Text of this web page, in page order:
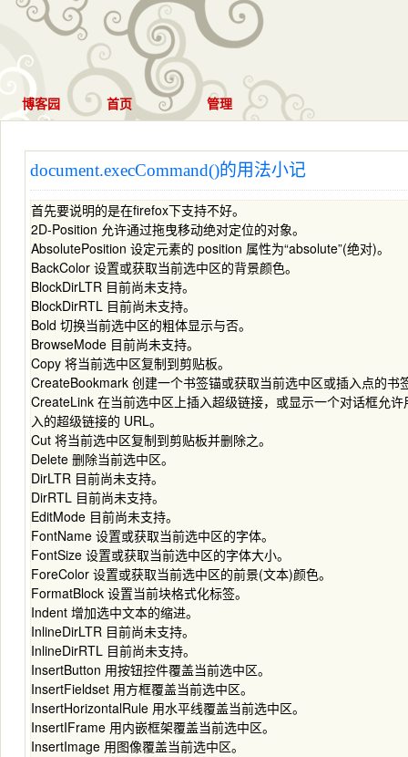
博客园 首页 管理
document.execCommand()的用法小记
首先要说明的是在firefox下支持不好。
2D-Position 允许通过拖曳移动绝对定位的对象。
AbsolutePosition 设定元素的 position 属性为“absolute”(绝对)。
BackColor 设置或获取当前选中区的背景颜色。
BlockDirLTR 目前尚未支持。
BlockDirRTL 目前尚未支持。
Bold 切换当前选中区的粗体显示与否。
BrowseMode 目前尚未支持。
Copy 将当前选中区复制到剪贴板。
CreateBookmark 创建一个书签锚或获取当前选中区或插入点的书
CreateLink 在当前选中区上插入超级链接，或显示一个对话框允
入的超级链接的 URL。
Cut 将当前选中区复制到剪贴板并删除之。
Delete 删除当前选中区。
DirLTR 目前尚未支持。
DirRTL 目前尚未支持。
EditMode 目前尚未支持。
FontName 设置或获取当前选中区的字体。
FontSize 设置或获取当前选中区的字体大小。
ForeColor 设置或获取当前选中区的前景(文本)颜色。
FormatBlock 设置当前块格式化标签。
Indent 增加选中文本的缩进。
InlineDirLTR 目前尚未支持。
InlineDirRTL 目前尚未支持。
InsertButton 用按钮控件覆盖当前选中区。
InsertFieldset 用方框覆盖当前选中区。
InsertHorizontalRule 用水平线覆盖当前选中区。
InsertIFrame 用内嵌框架覆盖当前选中区。
InsertImage 用图像覆盖当前选中区。